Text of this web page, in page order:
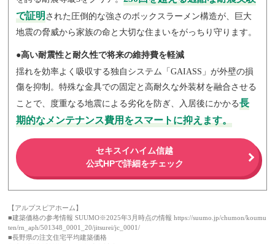
で証明 された圧倒的な強さのボックスラーメン構造が、巨大
地震の脅威から家族の命と大切な住まいをがっちり守ります。
●高い耐震性と耐久性で将来の維持費を軽減
揺れを効率よく吸収する独自システム「GAIASS」が外壁の損
傷を抑制。特殊な金具での固定と高耐久な外装材を融合させる
ことで、度重なる地震による劣化を防ぎ、入居後にかかる長
期的なメンテナンス費用をスマートに抑えます。
セキスイハイム信越
公式HPで詳細をチェック
【アルプスピアホーム】
■建築価格の参考情報 SUUMO※2025年3月時点の情報 https://suumo.jp/chumon/koumu
ten/rn_aph/501348_0001_20/jitsurei/jc_0001/
■長野県の注文住宅平均建築価格